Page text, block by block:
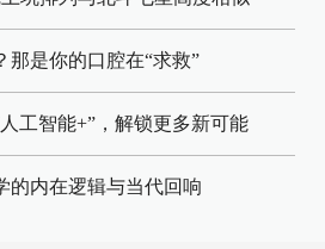
那是你的口腔在“求救”
工智能+”，解锁更多新可能
的内在逻辑与当代回响